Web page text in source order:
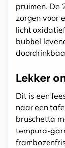
pruimen. De
zorgen voor
licht
bubbel
Lekker
Dit is een
naar een
bruschetta
tempura-